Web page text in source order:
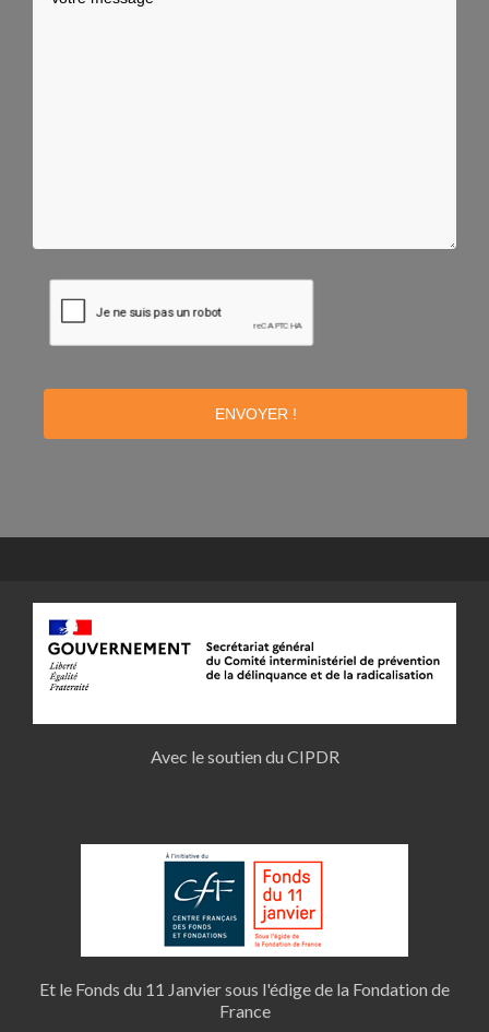
ENVOYER !
Avec le soutien du CIPDR
Et le Fonds du 11 Janvier sous l'édige de la Fondation de
France